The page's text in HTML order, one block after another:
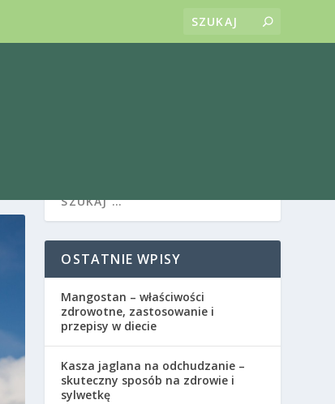
OSTATNIE WPISY
Mangostan – właściwości
zdrowotne, zastosowanie i
przepisy w diecie
Kasza jaglana na odchudzanie –
skuteczny sposób na zdrowie i
sylwetkę